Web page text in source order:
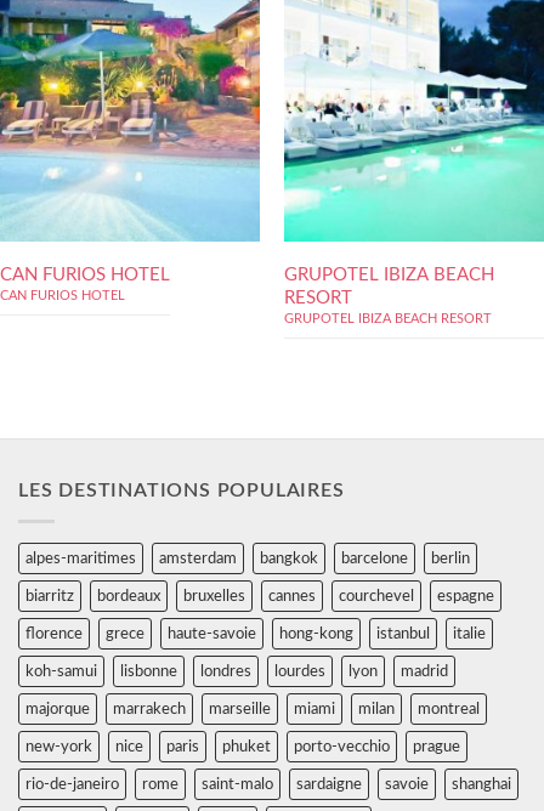
CAN FURIOS HOTEL
CAN FURIOS HOTEL
GRUPOTEL IBIZA BEACH
RESORT
GRUPOTEL IBIZA BEACH RESORT
LES DESTINATIONS POPULAIRES
alpes-maritimes amsterdam bangkok barcelone berlin
biarritz bordeaux bruxelles cannes courchevel espagne
florence grece haute-savoie hong-kong istanbul italie
koh-samui lisbonne londres lourdes lyon madrid
majorque marrakech marseille miami milan montreal
new-york nice paris phuket porto-vecchio prague
rio-de-janeiro rome saint-malo sardaigne savoie shanghai